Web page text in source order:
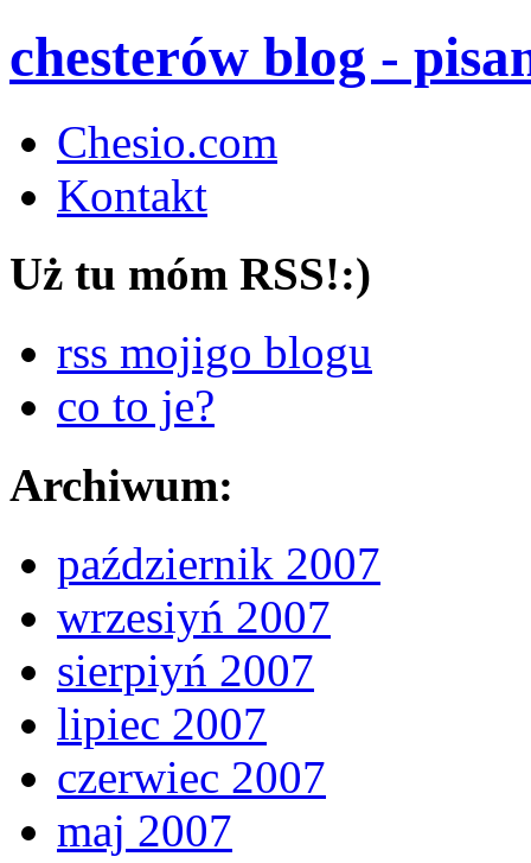
chesterów blog -
Chesio.com
Kontakt
Uż tu móm RSS!:)
rss mojigo blogu
co to je?
Archiwum:
październik 2007
wrzesiyń 2007
sierpiyń 2007
lipiec 2007
czerwiec 2007
maj 2007